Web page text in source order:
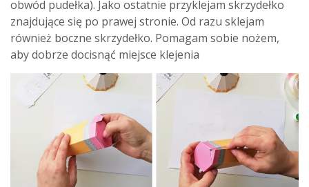
obwód pudełka). Jako ostatnie przyklejam skrzydełko
znajdujące się po prawej stronie. Od razu sklejam
również boczne skrzydełko. Pomagam sobie nożem,
aby dobrze docisnąć miejsce klejenia